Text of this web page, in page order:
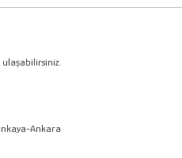
Ankara